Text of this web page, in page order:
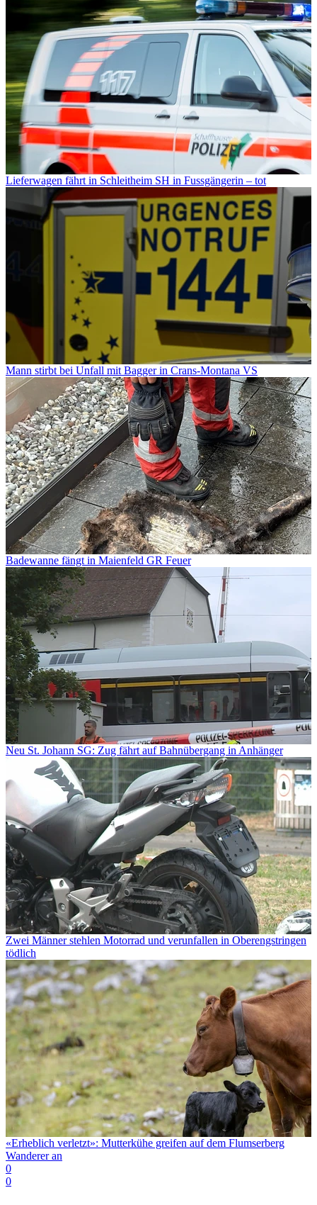
Lieferwagen fährt in Schleitheim SH in Fussgängerin – tot
Mann stirbt bei Unfall mit Bagger in Crans-Montana VS
Badewanne fängt in Maienfeld GR Feuer
Neu St. Johann SG: Zug fährt auf Bahnübergang in Anhänger
Zwei Männer stehlen Motorrad und verunfallen in Oberengstringen
tödlich
«Erheblich verletzt»: Mutterkühe greifen auf dem Flumserberg
Wanderer an
0
0